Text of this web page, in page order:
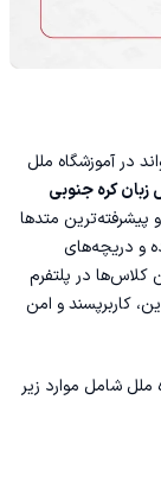
در آموزشگاه ملل
کره جنوبی
پیشرفته‌ترین متدها
و دریچه‌های
کلاس‌ها در پلتفرم
کاربرپسند و امن
ملل شامل موارد زیر